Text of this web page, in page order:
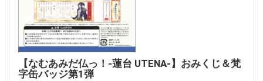
【なむあみだ仏っ！-蓮台 UTENA-】おみくじ＆梵
字缶バッジ第1弾